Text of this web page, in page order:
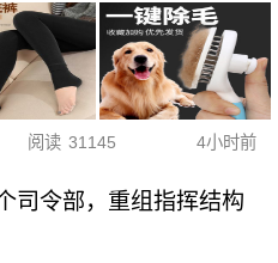
阅读 31145 4小时前
司令部，重组指挥结构